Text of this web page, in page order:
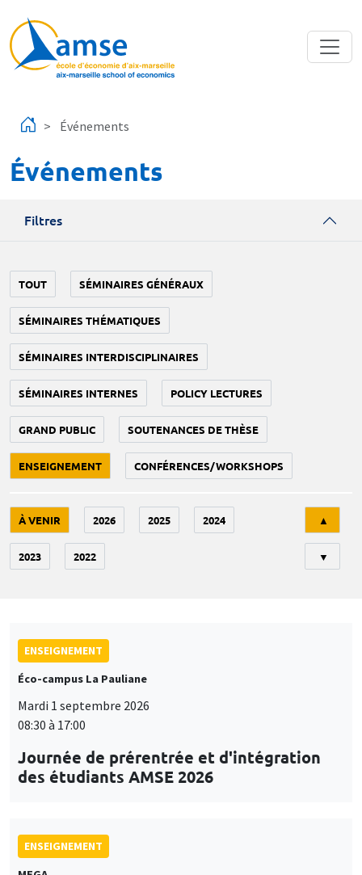
Événements
Événements
Filtres
TOUT SÉMINAIRES GÉNÉRAUX
SÉMINAIRES THÉMATIQUES
SÉMINAIRES INTERDISCIPLINAIRES
SÉMINAIRES INTERNES POLICY LECTURES
GRAND PUBLIC SOUTENANCES DE THÈSE
ENSEIGNEMENT CONFÉRENCES/WORKSHOPS
À VENIR 2026 2025 2024
2023 2022
▲
▼
ENSEIGNEMENT
Éco-campus La Pauliane
Mardi 1 septembre 2026
08:30 à 17:00
Journée de prérentrée et d'intégration
des étudiants AMSE 2026
ENSEIGNEMENT